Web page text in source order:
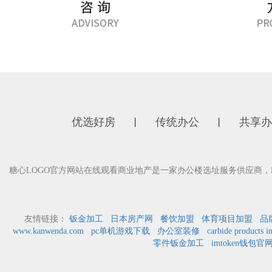
优选好房 传统办公 共享
糖心LOGO官方网站在线观看商业地产是一家办公楼选址服务供应商
友情链接： 钣金加工 日本房产网 餐饮加盟 体育项目加盟
品
www.kanwenda.com
pc单机游戏下载 办公室装修
carbide products
零件钣金加工
imtoken钱包官